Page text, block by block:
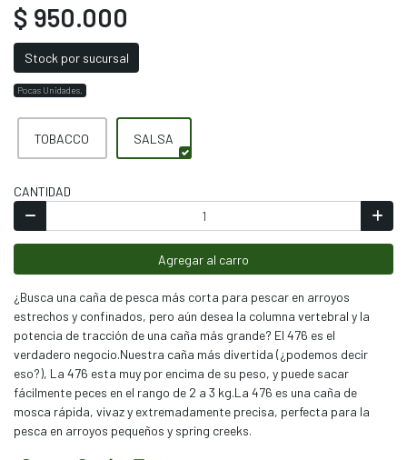
$ 950.000
Stock por sucursal
Pocas Unidades.
TOBACCO SALSA
CANTIDAD
Agregar al carro
¿Busca una caña de pesca más corta para pescar en arroyos
estrechos y confinados, pero aún desea la columna vertebral y la
potencia de tracción de una caña más grande? El 476 es el
verdadero negocio.Nuestra caña más divertida (¿podemos decir
eso?), La 476 esta muy por encima de su peso, y puede sacar
fácilmente peces en el rango de 2 a 3 kg.La 476 es una caña de
mosca rápida, vivaz y extremadamente precisa, perfecta para la
pesca en arroyos pequeños y spring creeks.